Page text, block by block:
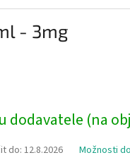
- 3mg
dodavatele (na
do: 12.8.2026 Možnosti